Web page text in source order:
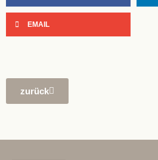
EMAIL
zurück